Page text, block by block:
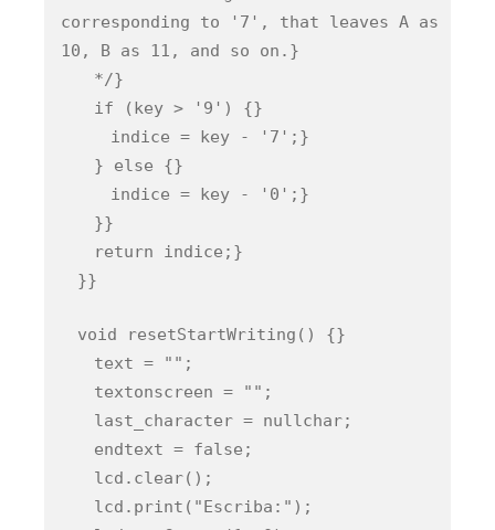
corresponding to '7', that leaves A as
10, B as 11, and so on.}
*/}
if (key > '9') {}
indice = key - '7';}
} else {}
indice = key - '0';}
}}
return indice;}
}}
void resetStartWriting() {}
text = "";
textonscreen = "";
last_character = nullchar;
endtext = false;
lcd.clear();
lcd.print("Escriba:");